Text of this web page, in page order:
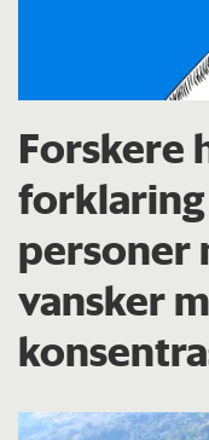
Forskere
personer
vansker